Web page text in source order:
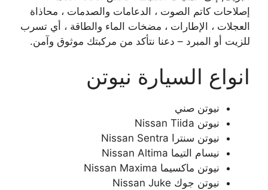
إصلاحات كاتم الصوت ، الدعامات والصدمات ، محاذاة
العجلات ، الإطارات ، مضخات الماء والطاقة ، أي تسرب
للزيت أو المبرد – دعنا نتأكد من مركبتك موثوق وآمن.
انواع السيارة نيوتن
نيوتن صني
نيوتن Nissan Tiida
نيوتن سنترا Nissan Sentra
نيسام التيما Nissan Altima
نيوتن ماكسيما Nissan Maxima
نيوتن جوك Nissan Juke